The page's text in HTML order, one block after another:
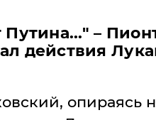
Путина..." –
действия
опираясь